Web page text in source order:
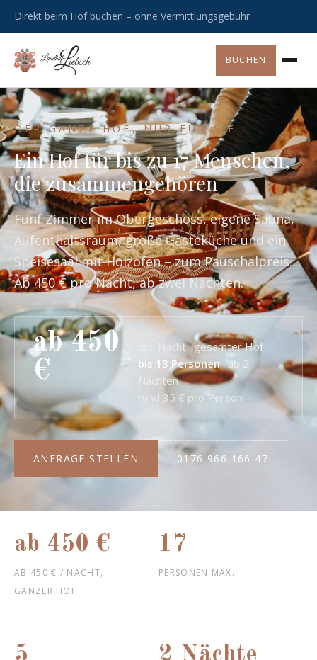
Direkt beim Hof buchen – ohne Vermittlungsgebühr
BUCHEN
DER GANZE HOF, NUR FÜR SIE
Ein Hof für bis zu 17 Menschen,
die zusammengehören
Fünf Zimmer im Obergeschoss, eigene Sauna,
Aufenthaltsraum, große Gästeküche und ein
Speisesaal mit Holzofen – zum Pauschalpreis.
Ab 450 € pro Nacht, ab zwei Nächten.
ab 450
€
pro Nacht · gesamter Hof
bis 13 Personen· ab 2
Nächten
rund 35 € pro Person
ANFRAGE STELLEN 0176 966 166 47
ab 450 €
AB 450 € / NACHT,
GANZER HOF
17
PERSONEN MAX.
5 2 Nächte